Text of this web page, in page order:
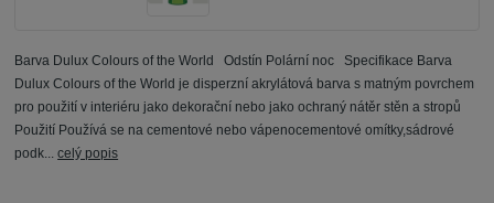
Barva Dulux Colours of the World Odstín Polární noc Specifikace Barva
Dulux Colours of the World je disperzní akrylátová barva s matným povrchem
pro použití v interiéru jako dekorační nebo jako ochraný nátěr stěn a stropů
Použití Používá se na cementové nebo vápenocementové omítky,sádrové
podk...celý popis